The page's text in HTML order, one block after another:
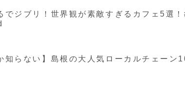
でジブリ！世界観が素敵すぎるカフェ5
知らない】島根の大人気ローカルチェー